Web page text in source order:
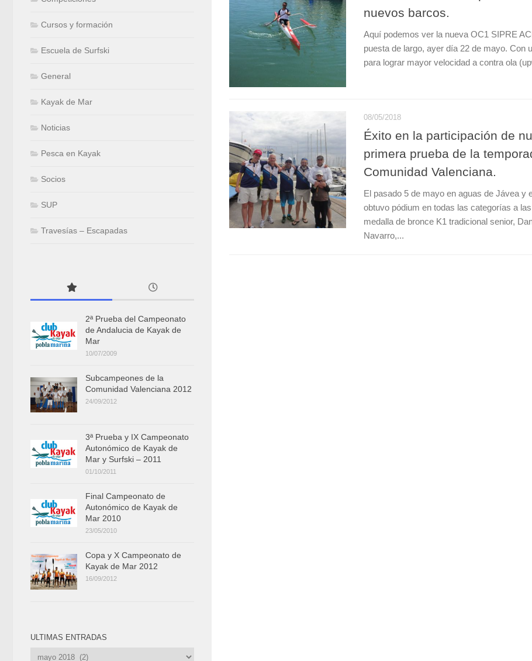
nuevos barcos.
Aquí podemos ver la nueva OC1 SIPRE
puesta de largo, ayer día 22 de mayo. Con
para lograr mayor velocidad a contra ola
08/05/2018
Éxito en la participación de
primera prueba de la
Comunidad Valenciana.
El pasado 5 de mayo en aguas de Jávea y
obtuvo pódium en todas las categorías a
medalla de bronce K1 tradicional senior,
Navarro,...
Cursos y formación
Escuela de Surfski
General
Kayak de Mar
Noticias
Pesca en Kayak
Socios
SUP
Travesías – Escapadas
2ª Prueba del Campeonato
de Andalucia de Kayak de
Mar
10/07/2009
Subcampeones de la
Comunidad Valenciana 2012
24/09/2012
3ª Prueba y IX Campeonato
Autonómico de Kayak de
Mar y Surfski – 2011
01/10/2011
Final Campeonato de
Autonómico de Kayak de
Mar 2010
23/05/2010
Copa y X Campeonato de
Kayak de Mar 2012
16/09/2012
ULTIMAS ENTRADAS